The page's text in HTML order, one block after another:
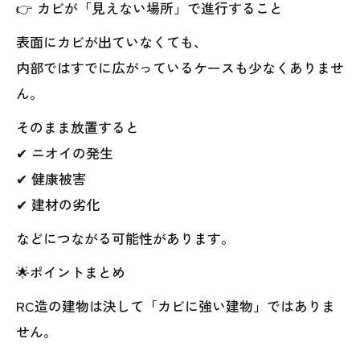
👉 カビが「見えない場所」で進行すること
表面にカビが出ていなくても、
内部ではすでに広がっているケースも少なくありませ
ん。
そのまま放置すると
✔ ニオイの発生
✔ 健康被害
✔ 建材の劣化
などにつながる可能性があります。
🌟ポイントまとめ
RC造の建物は決して「カビに強い建物」ではありま
せん。